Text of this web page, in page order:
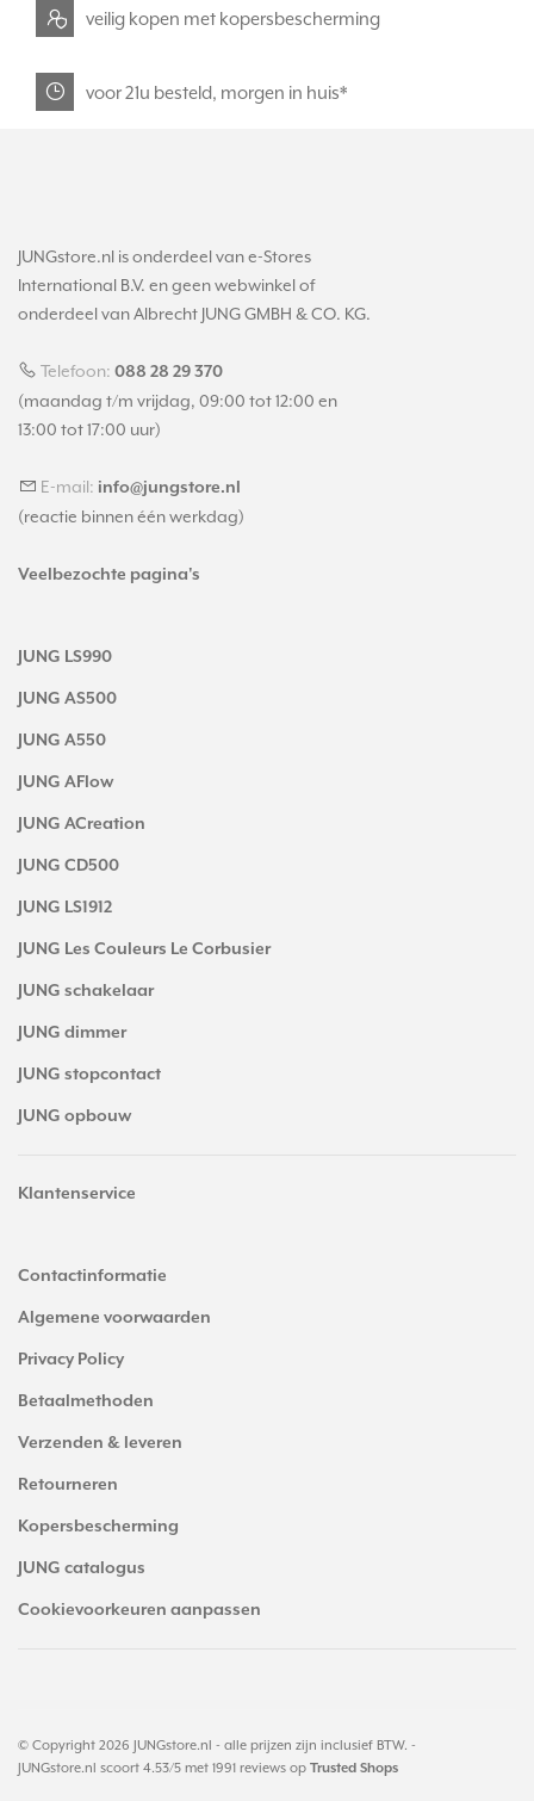
veilig kopen met kopersbescherming
voor 21u besteld, morgen in huis*
JUNGstore.nl is onderdeel van e-Stores
International B.V. en geen webwinkel of
onderdeel van Albrecht JUNG GMBH & CO. KG.
Telefoon: 088 28 29 370
(maandag t/m vrijdag, 09:00 tot 12:00 en
13:00 tot 17:00 uur)
E-mail: info@jungstore.nl
(reactie binnen één werkdag)
Veelbezochte pagina's
JUNG LS990
JUNG AS500
JUNG A550
JUNG AFlow
JUNG ACreation
JUNG CD500
JUNG LS1912
JUNG Les Couleurs Le Corbusier
JUNG schakelaar
JUNG dimmer
JUNG stopcontact
JUNG opbouw
Klantenservice
Contactinformatie
Algemene voorwaarden
Privacy Policy
Betaalmethoden
Verzenden & leveren
Retourneren
Kopersbescherming
JUNG catalogus
Cookievoorkeuren aanpassen
© Copyright 2026 JUNGstore.nl - alle prijzen zijn inclusief BTW. -
JUNGstore.nl scoort 4.53/5 met 1991 reviews op Trusted Shops